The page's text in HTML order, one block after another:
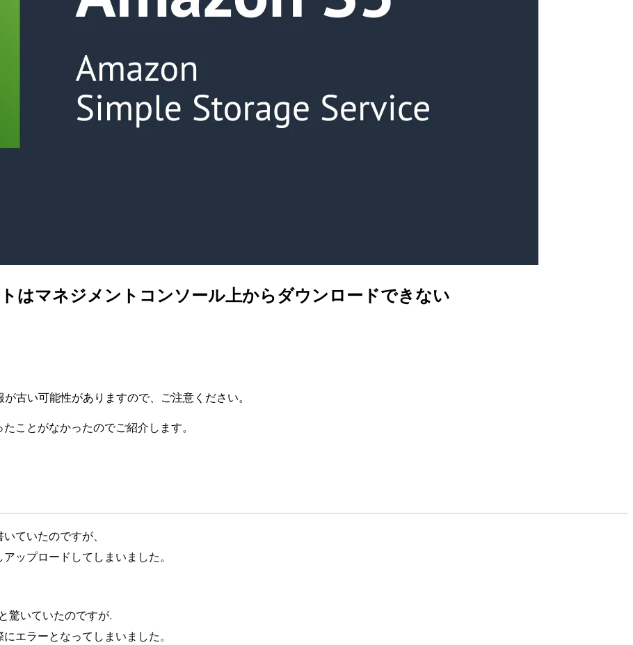
はマネジメントコンソール上からダウンロードできない
古い可能性がありますので、ご注意ください。
ことがなかったのでご紹介します。
ていたのですが、
ップロードしてしまいました。
驚いていたのですが.
エラーとなってしまいました。